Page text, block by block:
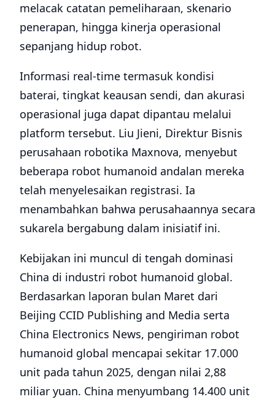
melacak catatan pemeliharaan, skenario
penerapan, hingga kinerja operasional
sepanjang hidup robot.
Informasi real-time termasuk kondisi
baterai, tingkat keausan sendi, dan akurasi
operasional juga dapat dipantau melalui
platform tersebut. Liu Jieni, Direktur Bisnis
perusahaan robotika Maxnova, menyebut
beberapa robot humanoid andalan mereka
telah menyelesaikan registrasi. Ia
menambahkan bahwa perusahaannya secara
sukarela bergabung dalam inisiatif ini.
Kebijakan ini muncul di tengah dominasi
China di industri robot humanoid global.
Berdasarkan laporan bulan Maret dari
Beijing CCID Publishing and Media serta
China Electronics News, pengiriman robot
humanoid global mencapai sekitar 17.000
unit pada tahun 2025, dengan nilai 2,88
miliar yuan. China menyumbang 14.400 unit